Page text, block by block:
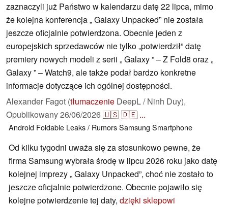
zaznaczyli już Państwo w kalendarzu datę 22 lipca, mimo
że kolejna konferencja „ Galaxy Unpacked” nie została
jeszcze oficjalnie potwierdzona. Obecnie jeden z
europejskich sprzedawców nie tylko „potwierdził” datę
premiery nowych modeli z serii „ Galaxy ” – Z Fold8 oraz „
Galaxy ” – Watch9, ale także podał bardzo konkretne
informacje dotyczące ich ogólnej dostępności.
Alexander Fagot (tłumaczenie DeepL / Ninh Duy),
Opublikowany26/06/2026🇺🇸🇩🇪 ...
Android Foldable Leaks / RumorsSamsung Smartphone
Od kilku tygodni uważa się za stosunkowo pewne, że
firma Samsung wybrała środę w lipcu 2026 roku jako datę
kolejnej imprezy „ Galaxy Unpacked”, choć nie zostało to
jeszcze oficjalnie potwierdzone. Obecnie pojawiło się
kolejne potwierdzenie tej daty, dzięki sklepowi